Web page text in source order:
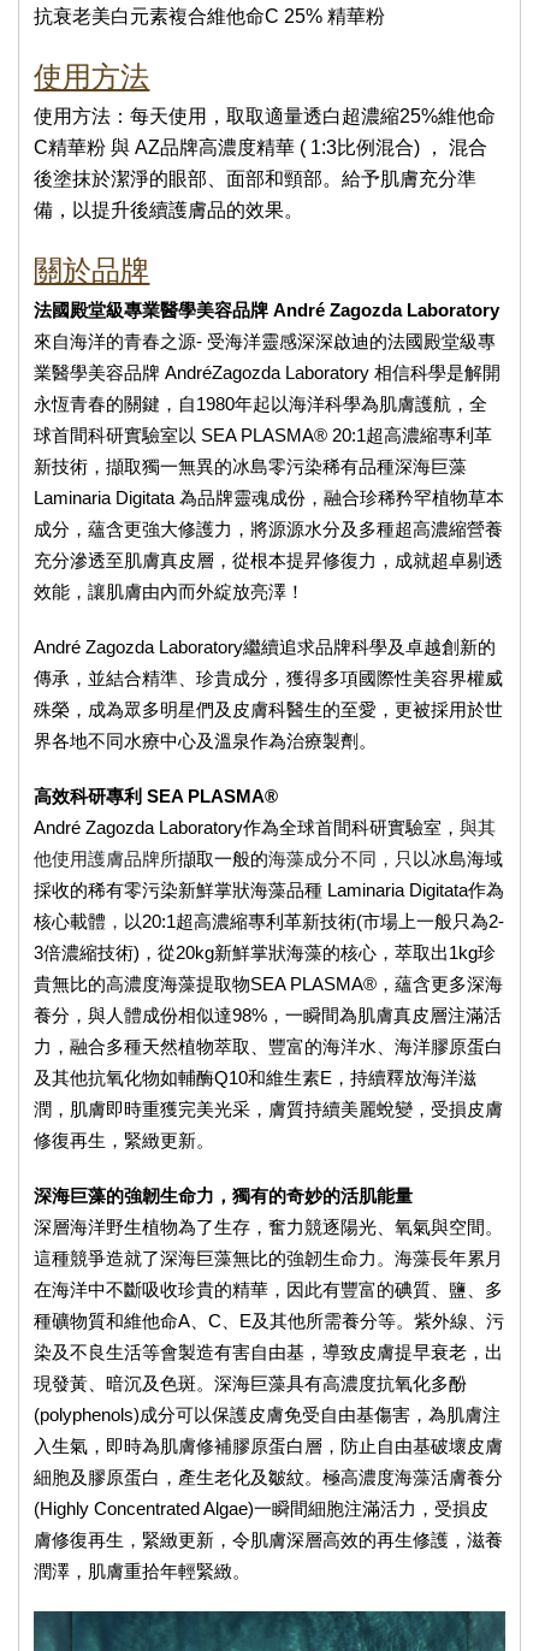
抗衰老美白元素複合維他命C 25% 精華粉
使用方法
使用方法：每天使用，取取適量透白超濃縮25%維他命
C精華粉 與 AZ品牌高濃度精華 ( 1:3比例混合) ， 混合
後塗抹於潔淨的眼部、面部和頸部。給予肌膚充分準
備，以提升後續護膚品的效果。
關於品牌
法國殿堂級專業醫學美容品牌 André Zagozda Laboratory
來自海洋的青春之源- 受海洋靈感深深啟迪的法國殿堂級專
業醫學美容品牌 AndréZagozda Laboratory 相信科學是解開
永恆青春的關鍵，自1980年起以海洋科學為肌膚護航，全
球首間科研實驗室以 SEA PLASMA® 20:1超高濃縮專利革
新技術，擷取獨一無異的冰島零污染稀有品種深海巨藻
Laminaria Digitata 為品牌靈魂成份，融合珍稀矜罕植物草本
成分，蘊含更強大修護力，將源源水分及多種超高濃縮營養
充分滲透至肌膚真皮層，從根本提昇修復力，成就超卓剔透
效能，讓肌膚由內而外綻放亮澤！
André Zagozda Laboratory繼續追求品牌科學及卓越創新的
傳承，並結合精準、珍貴成分，獲得多項國際性美容界權威
殊榮，成為眾多明星們及皮膚科醫生的至愛，更被採用於世
界各地不同水療中心及溫泉作為治療製劑。
高效科研專利 SEA PLASMA®
André Zagozda Laboratory作為全球首間科研實驗室，與其
他使用護膚品牌所擷取一般的海藻成分不同，只以冰島海域
採收的稀有零污染新鮮掌狀海藻品種 Laminaria Digitata作為
核心載體 ， 以20:1超高濃縮專利革新技術(市場上一般只為2-
3倍濃縮技術)，從20kg新鮮掌狀海藻的核心，萃取出1kg珍
貴無比的高濃度海藻提取物SEA PLASMA®，蘊含更多深海
養分，與人體成份相似達98%，一瞬間為肌膚真皮層注滿活
力，融合多種天然植物萃取、豐富的海洋水、海洋膠原蛋白
及其他抗氧化物如輔酶Q10和維生素E，持續釋放海洋滋
潤，肌膚即時重獲完美光采，膚質持續美麗蛻變，受損皮膚
修復再生，緊緻更新。
深海巨藻的強韌生命力，獨有的奇妙的活肌能量
深層海洋野生植物為了生存，奮力競逐陽光、氧氣與空間。
這種競爭造就了深海巨藻無比的強韌生命力。海藻長年累月
在海洋中不斷吸收珍貴的精華，因此有豐富的碘質、鹽、多
種礦物質和維他命A、C、E及其他所需養分等。紫外線、污
染及不良生活等會製造有害自由基，導致皮膚提早衰老，出
現發黃、暗沉及色斑。深海巨藻具有高濃度抗氧化多酚
(polyphenols)成分可以保護皮膚免受自由基傷害，為肌膚注
入生氣，即時為肌膚修補膠原蛋白層，防止自由基破壞皮膚
細胞及膠原蛋白，產生老化及皺紋。極高濃度海藻活膚養分
(Highly Concentrated Algae)一瞬間細胞注滿活力，受損皮
膚修復再生，緊緻更新，令肌膚深層高效的再生修護，滋養
潤澤，肌膚重拾年輕緊緻。